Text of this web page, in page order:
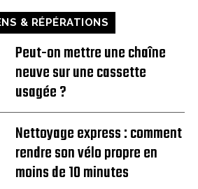
& RÉPÉRATIONS
Peut-on mettre une chaîne
neuve sur une cassette
usagée ?
Nettoyage express : comment
rendre son vélo propre en
moins de 10 minutes